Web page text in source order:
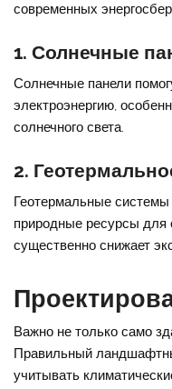
современных
1. Солнечные
Солнечные панели
электроэнергию,
солнечного света.
2.
Геотермальные
природные ресурсы для
существенно снижает
Важно не только само
Правильный
учитывать